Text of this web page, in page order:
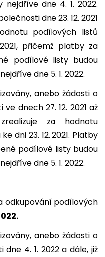
dne 4. 1. 2022.
dne 23. 12. 2021
podílových listů
přičemž platby za
podílové listy budou
dne 5. 1. 2022.
anebo žádosti o
dnech 27. 12. 2021 až
za hodnotu
dni 23. 12. 2021. Platby
podílové listy budou
dne 5. 1. 2022.
odkupování podílových
anebo žádosti o
4. 1. 2022 a dále, již